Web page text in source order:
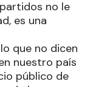
no le
es una
que no dicen
nuestro país
público de